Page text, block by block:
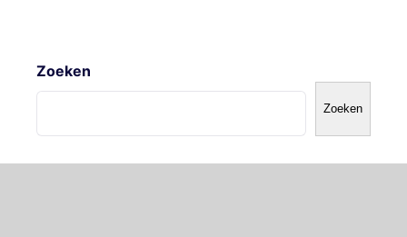
Zoeken
Zoeken